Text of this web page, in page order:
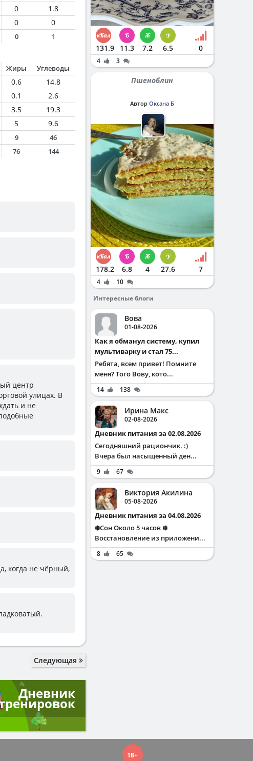
0
1.8
0
0
0 1
Жиры Углеводы
0.6
14.8
0.1
2.6
3.5
19.3
5
9.6
9 46
76 144
центр
улицах. В
и не
когда не чёрный,
Следующая
Дневник
131.9 11.3 7.2 6.5 0
4 3
Пшеноблин
Автор Оксана Б
178.2 6.8 4 27.6 7
4
10
Интересные блоги
Вова
01-08-2026
Как я обманул систему, купил
мультиварку и стал 75...
Ребята, всем привет! Помните
меня? Того Вову, кото...
14 138
Ирина Макс
02-08-2026
Дневник питания за 02.08.2026
Сегодняшний рациончик. :)
Вчера был насыщенный ден...
9 67
Виктория Акилина
05-08-2026
Дневник питания за 04.08.2026
❄️Сон Около 5 часов ❄️
Восстановление из приложени...
8 65
18+